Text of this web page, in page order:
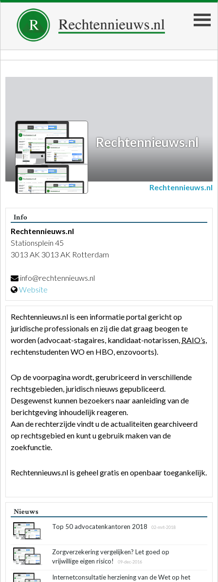
Rechtennieuws.nl
Rechtennieuws.nl
Info
Rechtennieuws.nl
Stationsplein 45
3013 AK 3013 AK Rotterdam
info@rechtennieuws.nl
Website
Rechtennieuws.nl is een informatie portal gericht op
juridische professionals en zij die dat graag beogen te
worden (advocaat-stagaires, kandidaat-notarissen, RAIO’s,
rechtenstudenten WO en HBO, enzovoorts).
Op de voorpagina wordt, gerubriceerd in verschillende
rechtsgebieden, juridisch nieuws gepubliceerd.
Desgewenst kunnen bezoekers naar aanleiding van de
berichtgeving inhoudelijk reageren.
Aan de rechterzijde vindt u de actualiteiten gearchiveerd
op rechtsgebied en kunt u gebruik maken van de
zoekfunctie.
Rechtennieuws.nl is geheel gratis en openbaar toegankelijk.
Nieuws
Top 50 advocatenkantoren 2018 02-mrt-2018
Zorgverzekering vergelijken? Let goed op
vrijwillige eigen risico!
09-dec-2016
Internetconsultatie herziening van de Wet op het